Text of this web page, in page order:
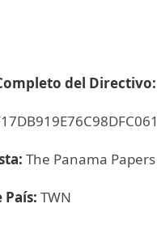
del Directivo:
The Panama
País: TWN